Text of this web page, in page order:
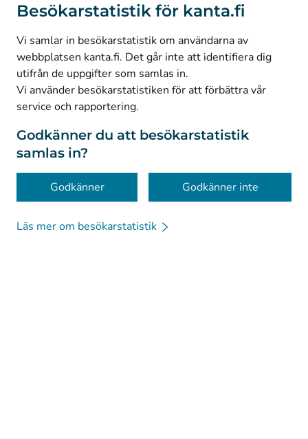
Besökarstatistik för kanta.fi
Vi samlar in besökarstatistik om användarna av
webbplatsen kanta.fi. Det går inte att identifiera dig
utifrån de uppgifter som samlas in.
Vi använder besökarstatistiken för att förbättra vår
service och rapportering.
Godkänner du att besökarstatistik
samlas in?
Godkänner Godkänner inte
Läs mer om besökarstatistik
LinkedIn(Avautuu uuteen välilehteen)
Facebook
Avautuu uuteen välilehteen)
© Kanta-Palvelut, Kansaneläkelaitos
Dataskydd
Om webbplatsen
Tillgänglighet
Kakor